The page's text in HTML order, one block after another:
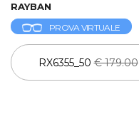
RAYBAN
PROVA VIRTUALE
RX6355_50€ 179.00